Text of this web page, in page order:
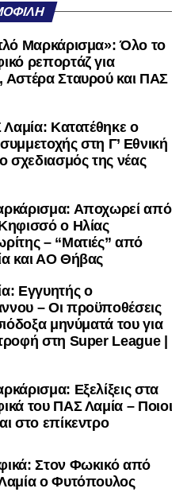
Instagram
νέα.
Μαρκάρισμα»: Όλο το
ρεπορτάζ για
Αστέρα Σταυρού και ΠΑΣ
Κατατέθηκε ο
στη Γ’ Εθνική
σχεδιασμός της νέας
Αποχωρεί από
ο Ηλίας
– “Ματιές” από
και ΑΟ Θήβας
Εγγυητής ο
– Οι προϋποθέσεις
μηνύματά του για
στη Super League |
Εξελίξεις στα
του ΠΑΣ Λαμία – Ποιοι
στο επίκεντρο
Στον Φωκικό από
ο Φυτόπουλος